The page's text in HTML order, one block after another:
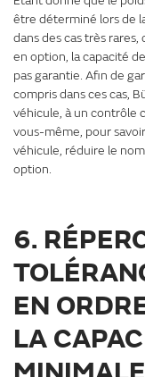
être déterminé lors de
dans des cas très
en option, la capacité
pas garantie. Afin de
compris dans ces cas,
véhicule, à un contrôle
vous-même, pour
véhicule, réduire le
option.
6.
EN
LA